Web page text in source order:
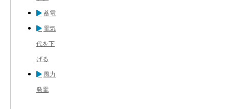
蓄電
電気
代を下
げる
風力
発電